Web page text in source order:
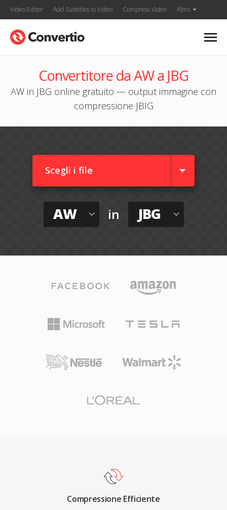
Video Editor Add Subtitles to Video Compress Video Altro
Convertitore da AW a JBG
AW in JBG online gratuito — output immagine con
compressione JBIG
Scegli i file
AW in JBG
Compressione Efficiente